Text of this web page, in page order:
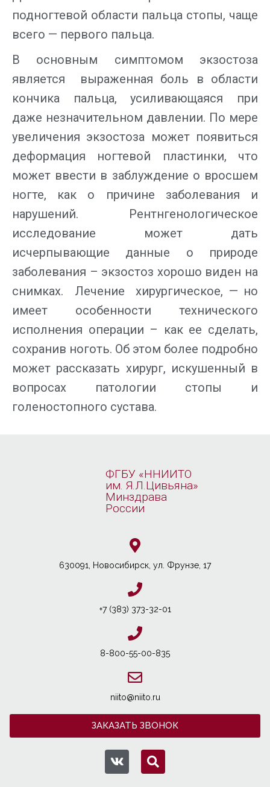
подногтевой области пальца стопы, чаще
всего — первого пальца.
В основным симптомом экзостоза
является выраженная боль в области
кончика пальца, усиливающаяся при
даже незначительном давлении. По мере
увеличения экзостоза может появиться
деформация ногтевой пластинки, что
может ввести в заблуждение о вросшем
ногте, как о причине заболевания и
нарушений. Рентнгенологическое
исследование может дать
исчерпывающие данные о природе
заболевания – экзостоз хорошо виден на
снимках. Лечение хирургическое, — но
имеет особенности технического
исполнения операции – как ее сделать,
сохранив ноготь. Об этом более подробно
может рассказать хирург, искушенный в
вопросах патологии стопы и
голеностопного сустава.
ФГБУ «ННИИТО
им. Я.Л.Цивьяна»
Минздрава
России
630091, Новосибирcк, ул. Фрунзе, 17
+7 (383) 373-32-01
8-800-55-00-835
niito@niito.ru
ЗАКАЗАТЬ ЗВОНОК